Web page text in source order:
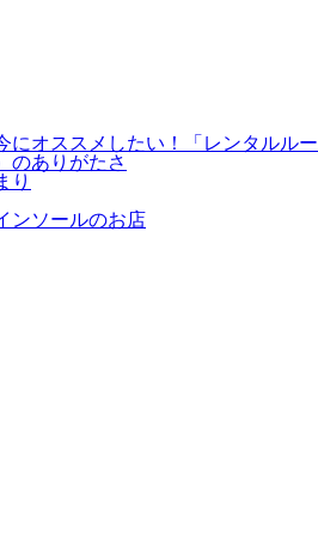
にオススメしたい！「レンタルル
のありがたさ
り
ンソールのお店